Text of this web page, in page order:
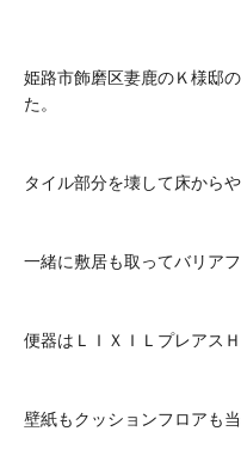
姫路市飾磨区妻鹿のＫ様邸
た。
タイル部分を壊して床からや
一緒に敷居も取ってバリアフ
便器はＬＩＸＩＬプレアスＨ
壁紙もクッションフロアも